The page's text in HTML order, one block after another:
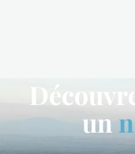
un